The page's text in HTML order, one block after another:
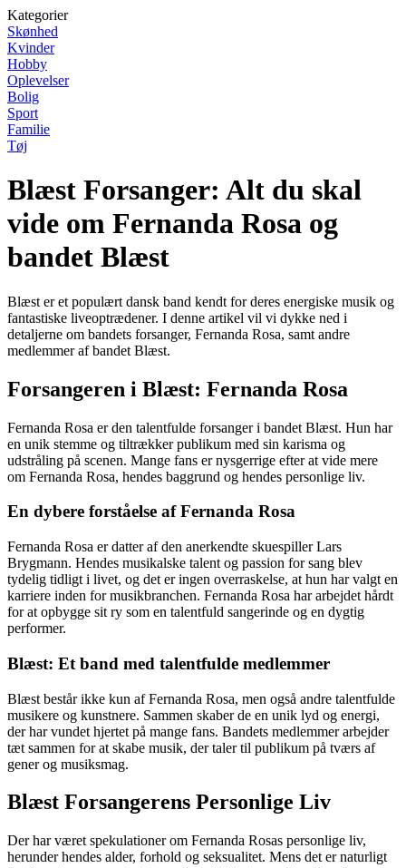
Kategorier
Skønhed
Kvinder
Hobby
Oplevelser
Bolig
Sport
Familie
Tøj
Blæst Forsanger: Alt du skal
vide om Fernanda Rosa og
bandet Blæst
Blæst er et populært dansk band kendt for deres energiske musik og
fantastiske liveoptrædener. I denne artikel vil vi dykke ned i
detaljerne om bandets forsanger, Fernanda Rosa, samt andre
medlemmer af bandet Blæst.
Forsangeren i Blæst: Fernanda Rosa
Fernanda Rosa er den talentfulde forsanger i bandet Blæst. Hun har
en unik stemme og tiltrækker publikum med sin karisma og
udstråling på scenen. Mange fans er nysgerrige efter at vide mere
om Fernanda Rosa, hendes baggrund og hendes personlige liv.
En dybere forståelse af Fernanda Rosa
Fernanda Rosa er datter af den anerkendte skuespiller Lars
Brygmann. Hendes musikalske talent og passion for sang blev
tydelig tidligt i livet, og det er ingen overraskelse, at hun har valgt en
karriere inden for musikbranchen. Fernanda Rosa har arbejdet hårdt
for at opbygge sit ry som en talentfuld sangerinde og en dygtig
performer.
Blæst: Et band med talentfulde medlemmer
Blæst består ikke kun af Fernanda Rosa, men også andre talentfulde
musikere og kunstnere. Sammen skaber de en unik lyd og energi,
der har vundet hjertet på mange fans. Bandets medlemmer arbejder
tæt sammen for at skabe musik, der taler til publikum på tværs af
gener og musiksmag.
Blæst Forsangerens Personlige Liv
Der har været spekulationer om Fernanda Rosas personlige liv,
herunder hendes alder, forhold og seksualitet. Mens det er naturligt